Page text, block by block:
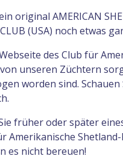
original AMERICAN
(USA) noch etwas
des Club für
unseren Züchtern
worden sind.
früher oder später
Shetland-
es nicht bereuen!